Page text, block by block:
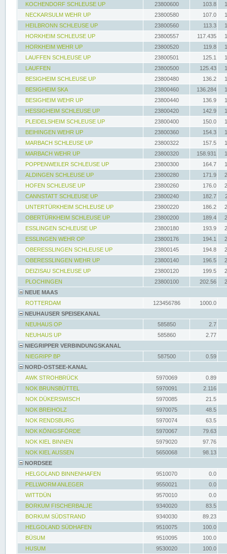
KOCHENDORF SCHLEUSE UP
23800600 103.8
NECKARSULM WEHR UP
23800580 107.0
HEILBRONN SCHLEUSE UP
23800560 113.3
HORKHEIM SCHLEUSE UP
23800557 117.435
HORKHEIM WEHR UP
23800520 119.8
LAUFFEN SCHLEUSE UP
23800501 125.1
LAUFFEN
23800500 125.43
BESIGHEIM SCHLEUSE UP
23800480 136.2
BESIGHEIM SKA
23800460 136.284
BESIGHEIM WEHR UP
23800440 136.9
HESSIGHEIM SCHLEUSE UP
23800420 142.9
PLEIDELSHEIM SCHLEUSE UP
23800400 150.0
BEIHINGEN WEHR UP
23800360 154.3
MARBACH SCHLEUSE UP
23800322 157.5
MARBACH WEHR UP
23800320 158.931
POPPENWEILER SCHLEUSE UP
23800300 164.7
ALDINGEN SCHLEUSE UP
23800280 171.9
HOFEN SCHLEUSE UP
23800260 176.0
CANNSTATT SCHLEUSE UP
23800240 182.7
UNTERTÜRKHEIM SCHLEUSE UP
23800220 186.2
OBERTÜRKHEIM SCHLEUSE UP
23800200 189.4
ESSLINGEN SCHLEUSE UP
23800180 193.9
ESSLINGEN WEHR OP
23800176 194.1
OBERESSLINGEN SCHLEUSE UP
23800145 194.8
OBERESSLINGEN WEHR UP
23800140 196.5
DEIZISAU SCHLEUSE UP
23800120 199.5
PLOCHINGEN
23800100 202.56
NEUE MAAS
ROTTERDAM
123456786
1000.0
NEUHAUSER SPEISEKANAL
NEUHAUS OP
585850
2.7
NEUHAUS UP
585860
2.77
NIEGRIPPER VERBINDUNGSKANAL
NIEGRIPP BP
587500
0.59
NORD-OSTSEE-KANAL
AWK STROHBRÜCK
5970069
0.89
NOK BRUNSBÜTTEL
5970091
2.116
NOK DÜKERSWISCH
5970085
21.5
NOK BREIHOLZ
5970075
48.5
NOK RENDSBURG
5970074
63.5
NOK KÖNIGSFÖRDE
5970067
79.63
NOK KIEL BINNEN
5979020
97.76
NOK KIEL AUSSEN
5650068
98.13
NORDSEE
HELGOLAND BINNENHAFEN
9510070
0.0
PELLWORM ANLEGER
9550021
0.0
WITTDÜN
9570010
0.0
BORKUM FISCHERBALJE
9340020
83.5
BORKUM SÜDSTRAND
9340030
89.23
HELGOLAND SÜDHAFEN
9510075
100.0
BÜSUM
9510095
100.0
HUSUM
9530020 100.0